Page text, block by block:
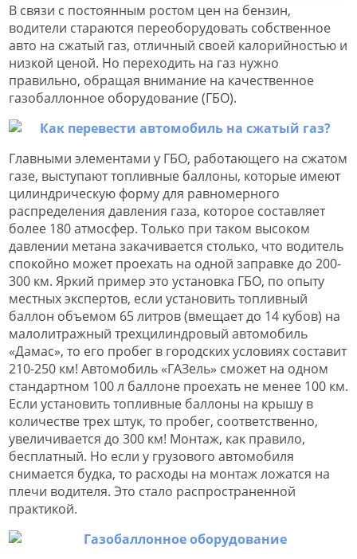
В связи с постоянным ростом цен на бензин,
водители стараются переоборудовать собственное
авто на сжатый газ, отличный своей калорийностью и
низкой ценой. Но переходить на газ нужно
правильно, обращая внимание на качественное
газобаллонное оборудование (ГБО).
Главными элементами у ГБО, работающего на сжатом
газе, выступают топливные баллоны, которые имеют
цилиндрическую форму для равномерного
распределения давления газа, которое составляет
более 180 атмосфер. Только при таком высоком
давлении метана закачивается столько, что водитель
спокойно может проехать на одной заправке до 200-
300 км. Яркий пример это установка ГБО, по опыту
местных экспертов, если установить топливный
баллон объемом 65 литров (вмещает до 14 кубов) на
малолитражный трехцилиндровый автомобиль
«Дамас», то его пробег в городских условиях составит
210-250 км! Автомобиль «ГАЗель» сможет на одном
стандартном 100 л баллоне проехать не менее 100 км.
Если установить топливные баллоны на крышу в
количестве трех штук, то пробег, соответственно,
увеличивается до 300 км! Монтаж, как правило,
бесплатный. Но если у грузового автомобиля
снимается будка, то расходы на монтаж ложатся на
плечи водителя. Это стало распространенной
практикой.